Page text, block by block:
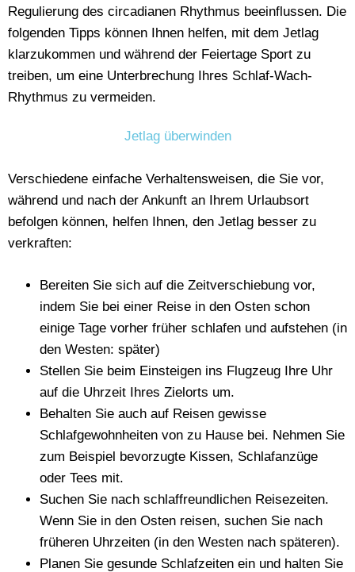
Regulierung des circadianen Rhythmus beeinflussen. Die
folgenden Tipps können Ihnen helfen, mit dem Jetlag
klarzukommen und während der Feiertage Sport zu
treiben, um eine Unterbrechung Ihres Schlaf-Wach-
Rhythmus zu vermeiden.
Jetlag überwinden
Verschiedene einfache Verhaltensweisen, die Sie vor,
während und nach der Ankunft an Ihrem Urlaubsort
befolgen können, helfen Ihnen, den Jetlag besser zu
verkraften:
Bereiten Sie sich auf die Zeitverschiebung vor,
indem Sie bei einer Reise in den Osten schon
einige Tage vorher früher schlafen und aufstehen (in
den Westen: später)
Stellen Sie beim Einsteigen ins Flugzeug Ihre Uhr
auf die Uhrzeit Ihres Zielorts um.
Behalten Sie auch auf Reisen gewisse
Schlafgewohnheiten von zu Hause bei. Nehmen Sie
zum Beispiel bevorzugte Kissen, Schlafanzüge
oder Tees mit.
Suchen Sie nach schlaffreundlichen Reisezeiten.
Wenn Sie in den Osten reisen, suchen Sie nach
früheren Uhrzeiten (in den Westen nach späteren).
Planen Sie gesunde Schlafzeiten ein und halten Sie